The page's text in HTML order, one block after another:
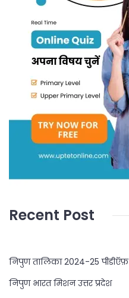
Recent Post
निपुण तालिका 2024-25 पीडीऍफ़
निपुण भारत मिशन उत्तर प्रदेश